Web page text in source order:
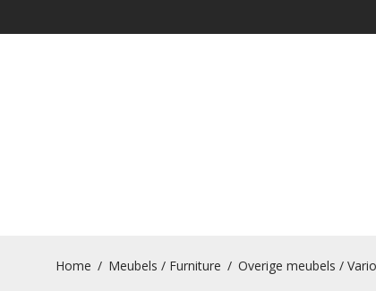
Home / Meubels / Furniture / Overige meubels /